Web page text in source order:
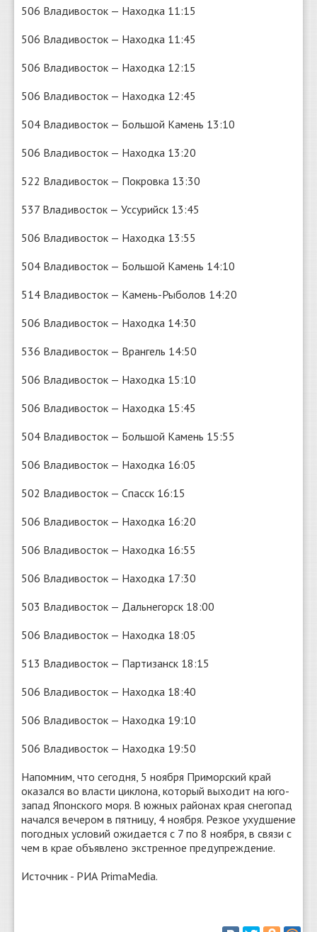
506 Владивосток — Находка 11:15
506 Владивосток — Находка 11:45
506 Владивосток — Находка 12:15
506 Владивосток — Находка 12:45
504 Владивосток — Большой Камень 13:10
506 Владивосток — Находка 13:20
522 Владивосток — Покровка 13:30
537 Владивосток — Уссурийск 13:45
506 Владивосток — Находка 13:55
504 Владивосток — Большой Камень 14:10
514 Владивосток — Камень-Рыболов 14:20
506 Владивосток — Находка 14:30
536 Владивосток — Врангель 14:50
506 Владивосток — Находка 15:10
506 Владивосток — Находка 15:45
504 Владивосток — Большой Камень 15:55
506 Владивосток — Находка 16:05
502 Владивосток — Спасск 16:15
506 Владивосток — Находка 16:20
506 Владивосток — Находка 16:55
506 Владивосток — Находка 17:30
503 Владивосток — Дальнегорск 18:00
506 Владивосток — Находка 18:05
513 Владивосток — Партизанск 18:15
506 Владивосток — Находка 18:40
506 Владивосток — Находка 19:10
506 Владивосток — Находка 19:50
Напомним, что сегодня, 5 ноября Приморский край
оказался во власти циклона, который выходит на юго-
запад Японского моря. В южных районах края снегопад
начался вечером в пятницу, 4 ноября. Резкое ухудшение
погодных условий ожидается с 7 по 8 ноября, в связи с
чем в крае объявлено экстренное предупреждение.
Источник - РИА PrimaMedia.